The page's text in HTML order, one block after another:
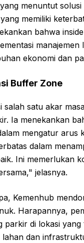
menuntut
memiliki
bahwa
manajemen
ekonomi dan
Buffer Zone
salah satu akar
Ia menekankan
mengatur arus
dalam
Ini memerlukan
jelasnya.
Kemenhub
Harapannya,
di lokasi
lahan dan